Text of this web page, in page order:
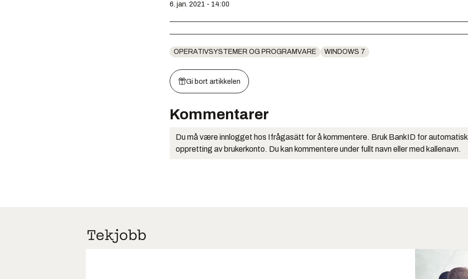
6. jan. 2021 - 14:00
OPERATIVSYSTEMER OG PROGRAMVARE WINDOWS 7
Gi bort artikkelen
Kommentarer
Du må være innlogget hos Ifrågasätt for å kommentere. Bruk BankID for automatisk
oppretting av brukerkonto. Du kan kommentere under fullt navn eller med kallenavn.